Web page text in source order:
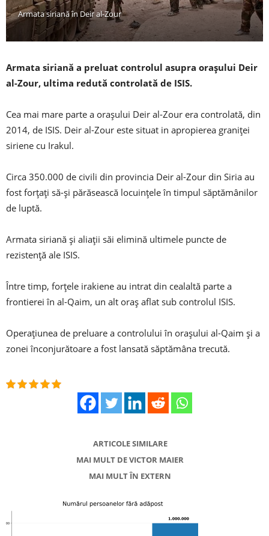
Armata siriană în Deir al-Zour
Armata siriană a preluat controlul asupra orașului Deir
al-Zour, ultima redută controlată de ISIS.
Cea mai mare parte a orașului Deir al-Zour era controlată, din
2014, de ISIS. Deir al-Zour este situat in apropierea graniței
siriene cu Irakul.
Circa 350.000 de civili din provincia Deir al-Zour din Siria au
fost forțați să-și părăsească locuințele în timpul săptămânilor
de luptă.
Armata siriană și aliații săi elimină ultimele puncte de
rezistență ale ISIS.
Între timp, forțele irakiene au intrat din cealaltă parte a
frontierei în al-Qaim, un alt oraș aflat sub controlul ISIS.
Operațiunea de preluare a controlului în orașului al-Qaim și a
zonei înconjurătoare a fost lansată săptămâna trecută.
ARTICOLE SIMILARE
MAI MULT DE VICTOR MAIER
MAI MULT ÎN EXTERN